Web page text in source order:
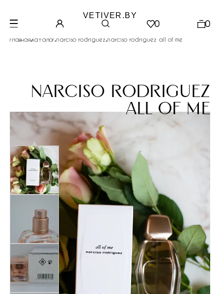
VETIVER.BY
0 0
главная.каталог.narciso rodriguez.narciso rodriguez all of me
narciso rodriguez
all of me